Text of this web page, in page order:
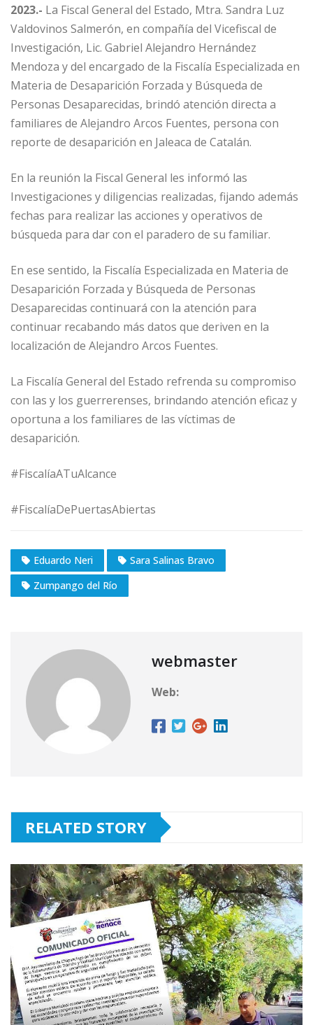
2023.- La Fiscal General del Estado, Mtra. Sandra Luz
Valdovinos Salmerón, en compañía del Vicefiscal de
Investigación, Lic. Gabriel Alejandro Hernández
Mendoza y del encargado de la Fiscalía Especializada en
Materia de Desaparición Forzada y Búsqueda de
Personas Desaparecidas, brindó atención directa a
familiares de Alejandro Arcos Fuentes, persona con
reporte de desaparición en Jaleaca de Catalán.
En la reunión la Fiscal General les informó las
Investigaciones y diligencias realizadas, fijando además
fechas para realizar las acciones y operativos de
búsqueda para dar con el paradero de su familiar.
En ese sentido, la Fiscalía Especializada en Materia de
Desaparición Forzada y Búsqueda de Personas
Desaparecidas continuará con la atención para
continuar recabando más datos que deriven en la
localización de Alejandro Arcos Fuentes.
La Fiscalía General del Estado refrenda su compromiso
con las y los guerrerenses, brindando atención eficaz y
oportuna a los familiares de las víctimas de
desaparición.
#FiscalíaATuAlcance
#FiscalíaDePuertasAbiertas
Eduardo Neri
Sara Salinas Bravo
Zumpango del Río
webmaster
Web:
RELATED STORY